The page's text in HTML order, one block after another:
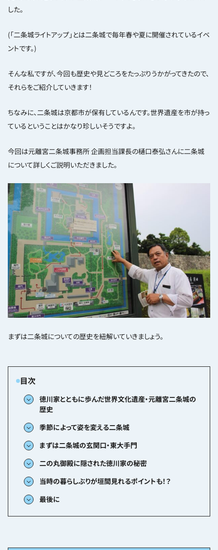
した。
(「二条城ライトアップ」とは二条城で毎年春や夏に開催されているイベ
ントです。)
そんな私ですが、今回も歴史や見どころをたっぷりうかがってきたので、
それらをご紹介していきます！
ちなみに、二条城は京都市が保有しているんです。世界遺産を市が持っ
ているということはかなり珍しいそうですよ。
今回は元離宮二条城事務所 企画担当課長の樋口泰弘さんに二条城
について詳しくご説明いただきました。
まずは二条城についての歴史を紐解いていきましょう。
徳川家とともに歩んだ世界文化遺産・元離宮二条城の
歴史
季節によって姿を変える二条城
まずは二条城の玄関口・東大手門
二の丸御殿に隠された徳川家の秘密
当時の暮らしぶりが垣間見れるポイントも！？
最後に